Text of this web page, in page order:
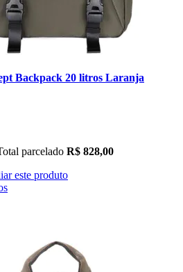
Backpack 20 litros Laranja
parcelado R$ 828,00
este produto